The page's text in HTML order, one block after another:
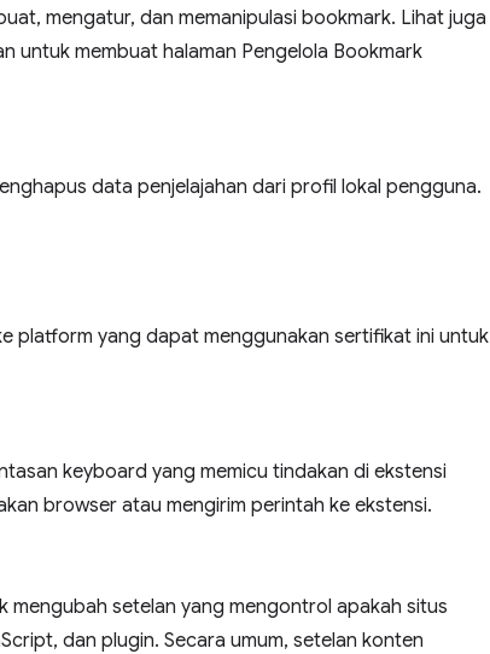
mengatur, dan memanipulasi bookmark. Lihat juga
untuk membuat halaman Pengelola Bookmark
data penjelajahan dari profil lokal pengguna.
platform yang dapat menggunakan sertifikat ini untuk
keyboard yang memicu tindakan di ekstensi
browser atau mengirim perintah ke ekstensi.
mengubah setelan yang mengontrol apakah situs
dan plugin. Secara umum, setelan konten